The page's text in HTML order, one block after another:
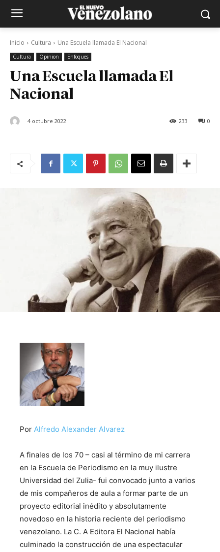
Inicio Cultura Una Escuela llamada El Nacional
Cultura Opinion Enfoques
Una Escuela llamada El
Nacional
4 octubre 2022 0
233
Por Alfredo Alexander Alvarez
A finales de los 70 – casi al término de mi carrera
en la Escuela de Periodismo en la muy ilustre
Universidad del Zulia- fui convocado junto a varios
de mis compañeros de aula a formar parte de un
proyecto editorial inédito y absolutamente
novedoso en la historia reciente del periodismo
venezolano. La C. A Editora El Nacional había
culminado la construcción de una espectacular